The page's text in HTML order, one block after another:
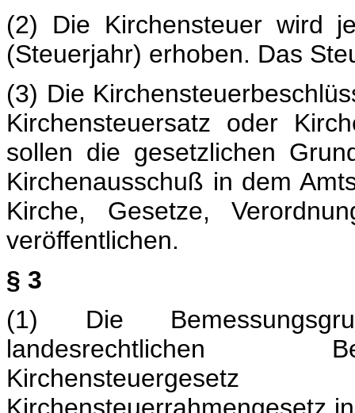
(2) Die Kirchensteuer wird
(Steuerjahr) erhoben. Das
(3) Die
Kirchensteuersatz oder
sollen die gesetzlichen
Kirchenausschuß in dem
Kirche, Gesetze,
veröffentlichen.
§ 3
(1) Die
landesrechtlichen